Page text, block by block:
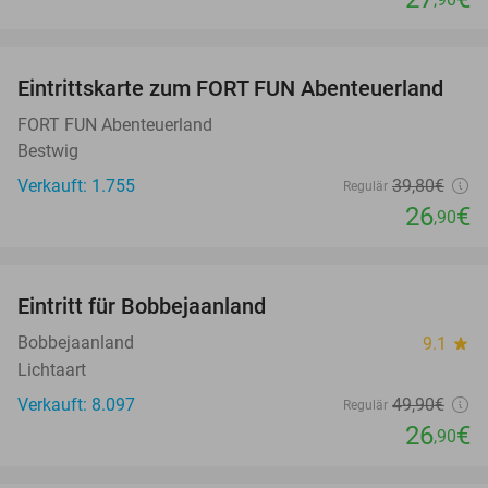
32%
Eintrittskarte zum FORT FUN Abenteuerland
FORT FUN Abenteuerland
Bestwig
Verkauft: 1.755
Regulär 39,80€
26,90€
Eintritt für Bobbejaanland
Bobbejaanland 9.1 star
Lichtaart
Verkauft: 8.097
Regulär 49,90€
26,90€